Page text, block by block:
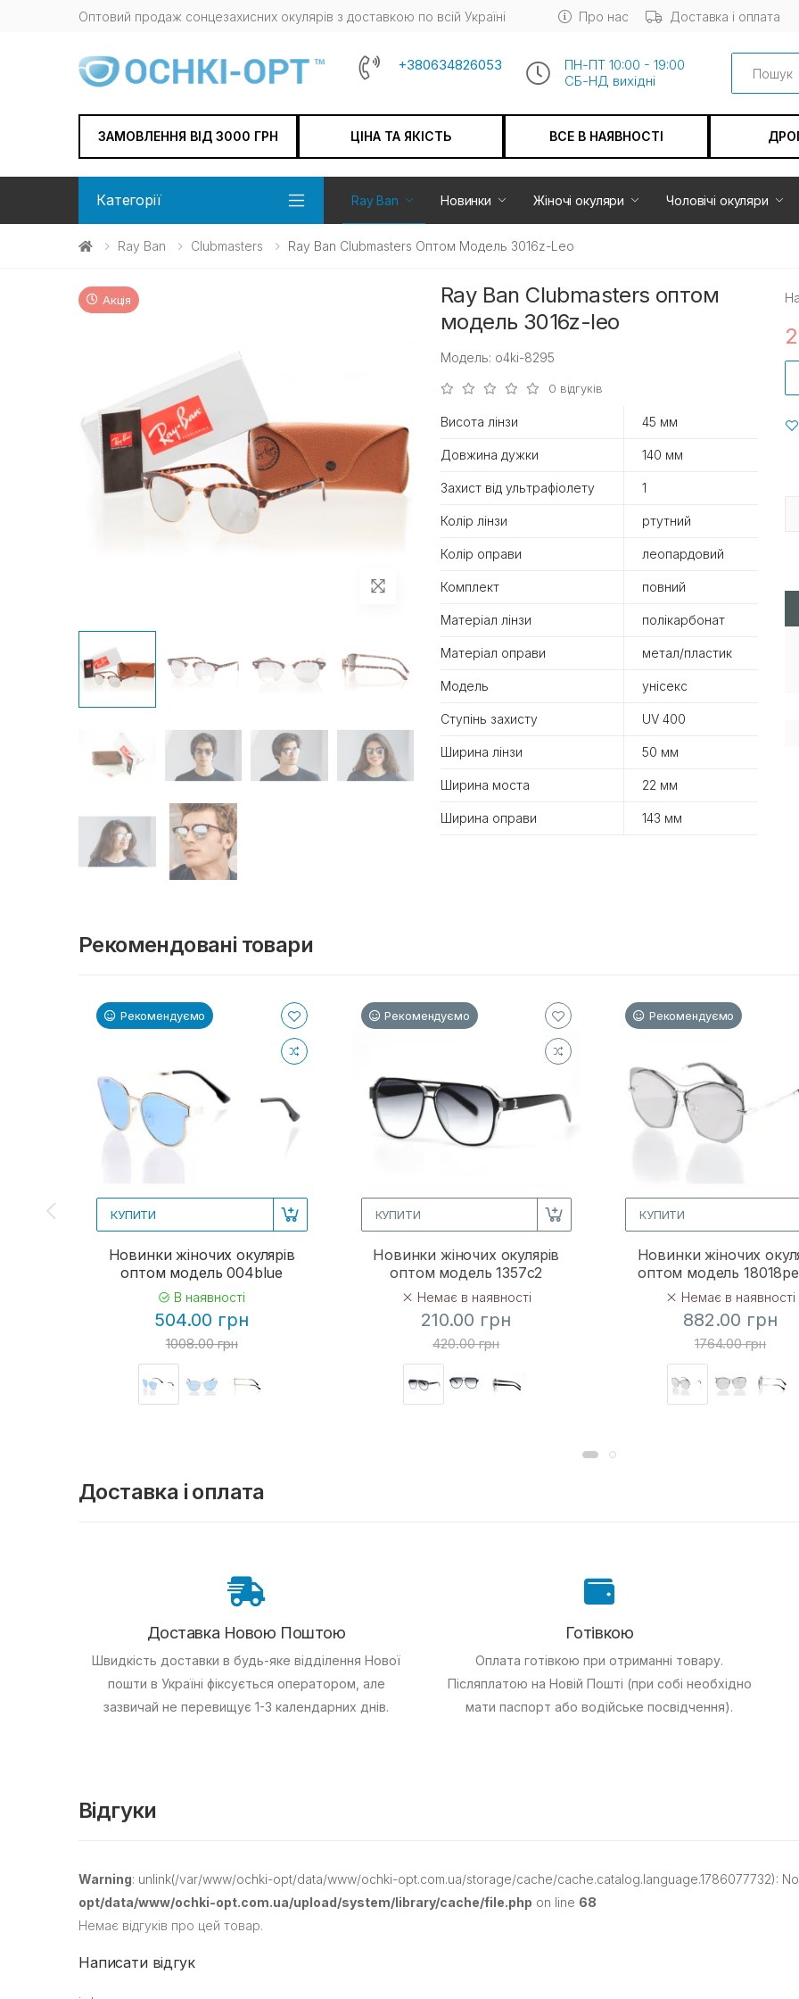
Оптовий продаж сонцезахисних окулярів з доставкою по всій Україні Про нас Доставка і оплата
+380634826053
ПН-ПТ 10:00 - 19:00
СБ-НД вихiдні
Search
ЗАМОВЛЕННЯ ВІД 3000 ГРН ЦІНА ТА ЯКІСТЬ ВСЕ В НАЯВНОСТІ
Категорії Ray Ban Новинки Жіночі окуляри Чоловічі окуляри
Ray Ban Clubmasters Ray Ban Clubmasters Оптом Модель 3016z-Leo
Акція
Ray Ban Clubmasters оптом
модель 3016z-leo
Модель: o4ki-8295
0 відгуків
Висота лінзи 45 мм
Довжина дужки 140 мм
Захист від ультрафіолету 1
Колір лінзи ртутний
Колір оправи леопардовий
Комплект повний
Матеріал лінзи полікарбонат
Матеріал оправи метал/пластик
Модель унісекс
Ступінь захисту UV 400
Ширина лінзи 50 мм
Ширина моста 22 мм
Ширина оправи 143 мм
Рекомендовані товари
Рекомендуємо
КУПИТИ
Новинки жіночих окулярів
оптом модель 004blue
В наявності
504.00 грн
1008.00 грн
Рекомендуємо
КУПИТИ
Новинки жіночих окулярів
оптом модель 1357c2
Немає в наявності
210.00 грн
420.00 грн
Рекомендуємо
КУПИТИ
Новинки жіночих
оптом модель
Немає в наявності
882.00 грн
1764.00 грн
Доставка і оплата
Доставка Новою Поштою
Швидкість доставки в будь-яке відділення Нової
пошти в Україні фіксується оператором, але
зазвичай не перевищує 1-3 календарних днів.
Готівкою
Оплата готівкою при отриманні товару.
Післяплатою на Новій Пошті (при собі необхідно
мати паспорт або водійське посвідчення).
Відгуки
Warning: unlink(/var/www/ochki-opt/data/www/ochki-opt.com.ua/storage/cache/cache.catalog.language.1786077732):
opt/data/www/ochki-opt.com.ua/upload/system/library/cache/file.php on line 68
Немає відгуків про цей товар.
Написати відгук